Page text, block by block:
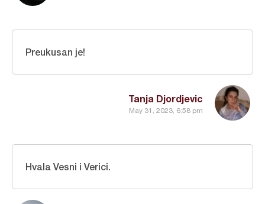
Tanja Djordjevic
May 31, 2023, 6:58 pm
Preukusan je!
Hvala Vesni i Verici.